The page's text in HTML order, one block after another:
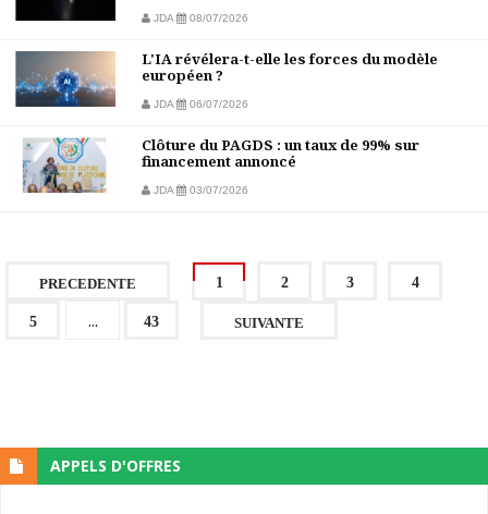
JDA 08/07/2026
L'IA révélera-t-elle les forces du modèle
européen ?
JDA 06/07/2026
Clôture du PAGDS : un taux de 99% sur
financement annoncé
JDA 03/07/2026
PRECEDENTE 1 2 3 4
5 ... 43 SUIVANTE
APPELS D'OFFRES